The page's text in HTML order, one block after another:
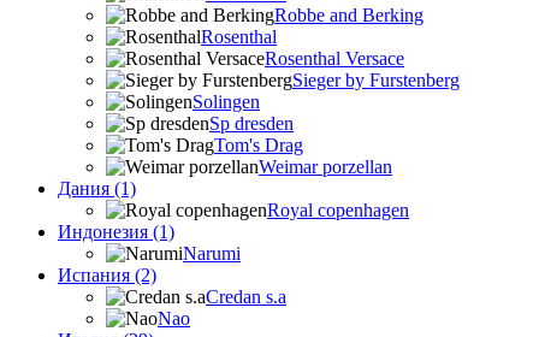
Robbe and Berking
Rosenthal
Rosenthal Versace
Sieger by Furstenberg
Solingen
Sp dresden
Tom's Drag
Weimar porzellan
Дания (1)
Royal copenhagen
Индонезия (1)
Narumi
Испания (2)
Credan s.a
Nao